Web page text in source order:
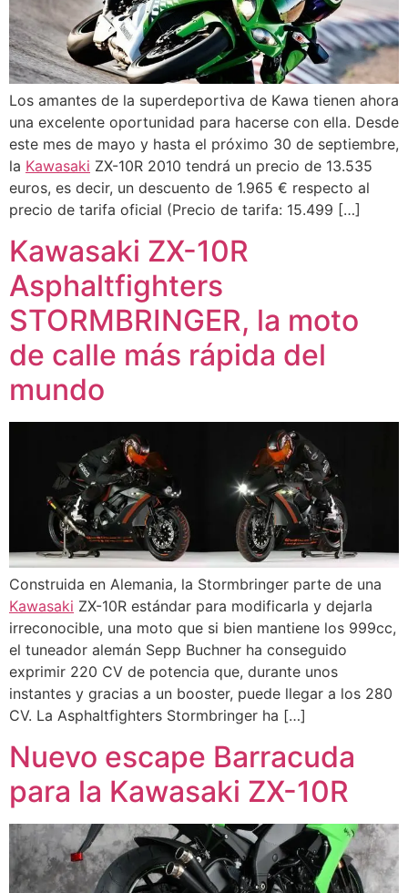
Los amantes de la superdeportiva de Kawa tienen ahora
una excelente oportunidad para hacerse con ella. Desde
este mes de mayo y hasta el próximo 30 de septiembre,
la Kawasaki ZX-10R 2010 tendrá un precio de 13.535
euros, es decir, un descuento de 1.965 € respecto al
precio de tarifa oficial (Precio de tarifa: 15.499 […]
Kawasaki ZX-10R
Asphaltfighters
STORMBRINGER, la moto
de calle más rápida del
mundo
Construida en Alemania, la Stormbringer parte de una
Kawasaki ZX-10R estándar para modificarla y dejarla
irreconocible, una moto que si bien mantiene los 999cc,
el tuneador alemán Sepp Buchner ha conseguido
exprimir 220 CV de potencia que, durante unos
instantes y gracias a un booster, puede llegar a los 280
CV. La Asphaltfighters Stormbringer ha […]
Nuevo escape Barracuda
para la Kawasaki ZX-10R